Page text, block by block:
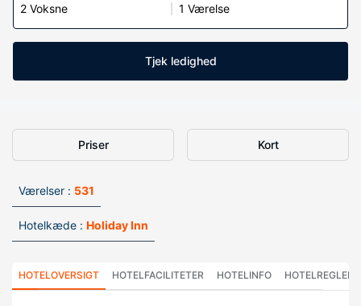
2 Voksne 1 Værelse
Tjek ledighed
Priser Kort
Værelser : 531
Hotelkæde : Holiday Inn
HOTELOVERSIGT HOTELFACILITETER HOTELINFO HOTELREGLER